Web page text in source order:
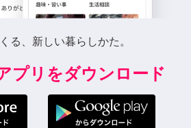
る、新しい暮らしかた。
プリをダウンロード